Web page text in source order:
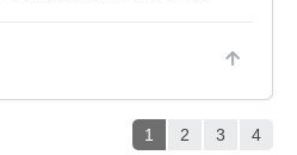
1 2 3 4